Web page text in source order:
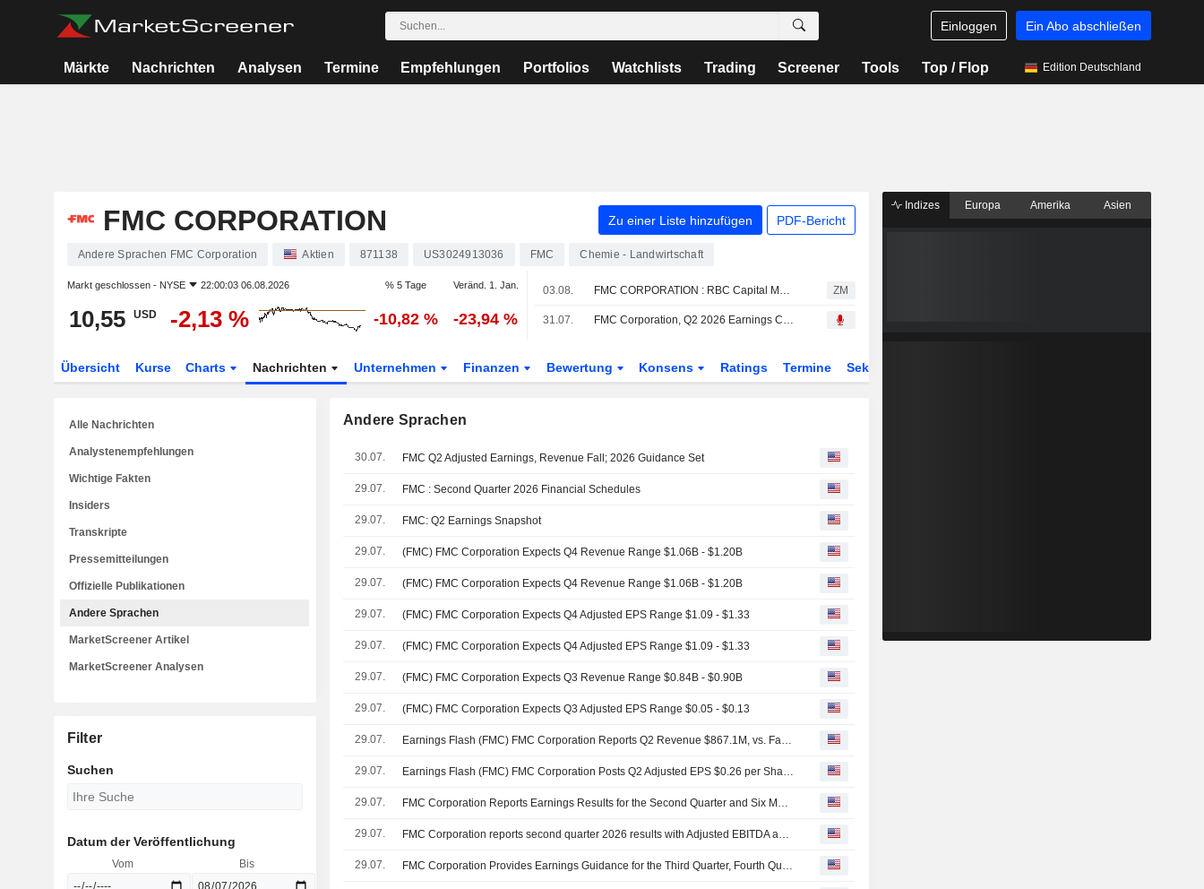
Einloggen Ein Abo abschließen
Märkte Nachrichten Analysen Termine Empfehlungen Portfolios Watchlists Trading Screener Tools Top / Flop Edition Deutschland
FMC CORPORATION Zu einer Liste hinzufügen PDF-Bericht
Andere Sprachen FMC Corporation Aktien 871138 US3024913036 FMC Chemie - Landwirtschaft
Markt geschlossen - NYSE 22:00:03 06.08.2026 % 5 Tage Veränd. 1. Jan.
10,55 USD -2,13 % -10,82 % -23,94 %
03.08. FMC CORPORATION : RBC Capital Markets bekräftigt seine neutrale Bewertung ZM
31.07. FMC Corporation, Q2 2026 Earnings Call, Jul 30, 2026
Übersicht Kurse Charts Nachrichten Unternehmen Finanzen Bewertung Konsens Ratings Termine Sektor
Andere Sprachen
30.07. FMC Q2 Adjusted Earnings, Revenue Fall; 2026 Guidance Set
29.07. FMC : Second Quarter 2026 Financial Schedules
29.07. FMC: Q2 Earnings Snapshot
29.07. (FMC) FMC Corporation Expects Q4 Revenue Range $1.06B - $1.20B
29.07. (FMC) FMC Corporation Expects Q4 Revenue Range $1.06B - $1.20B
29.07. (FMC) FMC Corporation Expects Q4 Adjusted EPS Range $1.09 - $1.33
29.07. (FMC) FMC Corporation Expects Q4 Adjusted EPS Range $1.09 - $1.33
29.07. (FMC) FMC Corporation Expects Q3 Revenue Range $0.84B - $0.90B
29.07. (FMC) FMC Corporation Expects Q3 Adjusted EPS Range $0.05 - $0.13
29.07. Earnings Flash (FMC) FMC Corporation Reports Q2 Revenue $867.1M, vs. FactSet Est of $895.1M
29.07. Earnings Flash (FMC) FMC Corporation Posts Q2 Adjusted EPS $0.26 per Share, vs. FactSet Est of $0.22
29.07. FMC Corporation Reports Earnings Results for the Second Quarter and Six Months Ended June 30, 2026
29.07. FMC Corporation reports second quarter 2026 results with Adjusted EBITDA above high end of guidance range and solid cash generation
29.07. FMC Corporation Provides Earnings Guidance for the Third Quarter, Fourth Quarter, Second Half of 2026 and Full Year 2026
Alle Nachrichten
Analystenempfehlungen
Wichtige Fakten
Insiders
Transkripte
Pressemitteilungen
Offizielle Publikationen
Andere Sprachen
MarketScreener Artikel
MarketScreener Analysen
Filter
Suchen
Datum der Veröffentlichung
Vom Bis
Indizes Europa Amerika Asien